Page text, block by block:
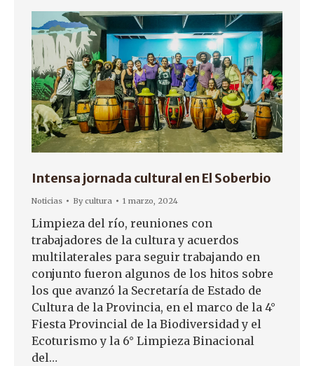
Intensa jornada cultural en El Soberbio
Noticias Bycultura 1 marzo, 2024
Limpieza del río, reuniones con
trabajadores de la cultura y acuerdos
multilaterales para seguir trabajando en
conjunto fueron algunos de los hitos sobre
los que avanzó la Secretaría de Estado de
Cultura de la Provincia, en el marco de la 4°
Fiesta Provincial de la Biodiversidad y el
Ecoturismo y la 6° Limpieza Binacional
del…